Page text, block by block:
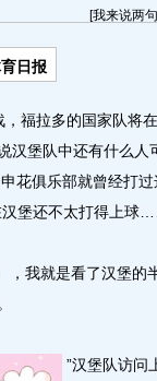
[我来说两句
日报
福拉多的国家队将
堡队中还有什么人
花俱乐部就曾经打
汉堡还不太打得上球
我就是看了汉堡的
”汉堡队访问